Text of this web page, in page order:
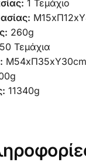
1 Τεμάχιο
260g
50 Τεμάχια
Μ54xΠ35xΥ30cm
11340g